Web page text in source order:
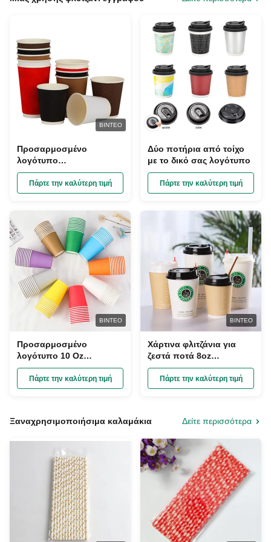
ΒΊΝΤΕΟ
Προσαρμοσμένο
λογότυπο
Περιβαλλοντικά φιλικό
χαρτί φλιτζάνι 10 Oz
χωρητικότητα 100%
μονό τοίχωμα
Πάρτε την καλύτερη τιμή
Δύο ποτήρια από τοίχο
με το δικό σας λογότυπο
Πάρτε την καλύτερη τιμή
ΒΊΝΤΕΟ
Προσαρμοσμένο
λογότυπο 10 Oz
χωρητικότητα χαρτιού
φλιτζάνια Τροφική
ποιότητα χαρτί Eco
Πάρτε την καλύτερη τιμή
ΒΊΝΤΕΟ
Χάρτινα φλιτζάνια για
ζεστά ποτά 8oz
Κουρδισμένα Φωτιά PE
επικαλυμμένα χάρτινα
φλιτζάνια για takeaway
Πάρτε την καλύτερη τιμή
Ξαναχρησιμοποιήσιμα καλαμάκια Δείτε περισσότερα